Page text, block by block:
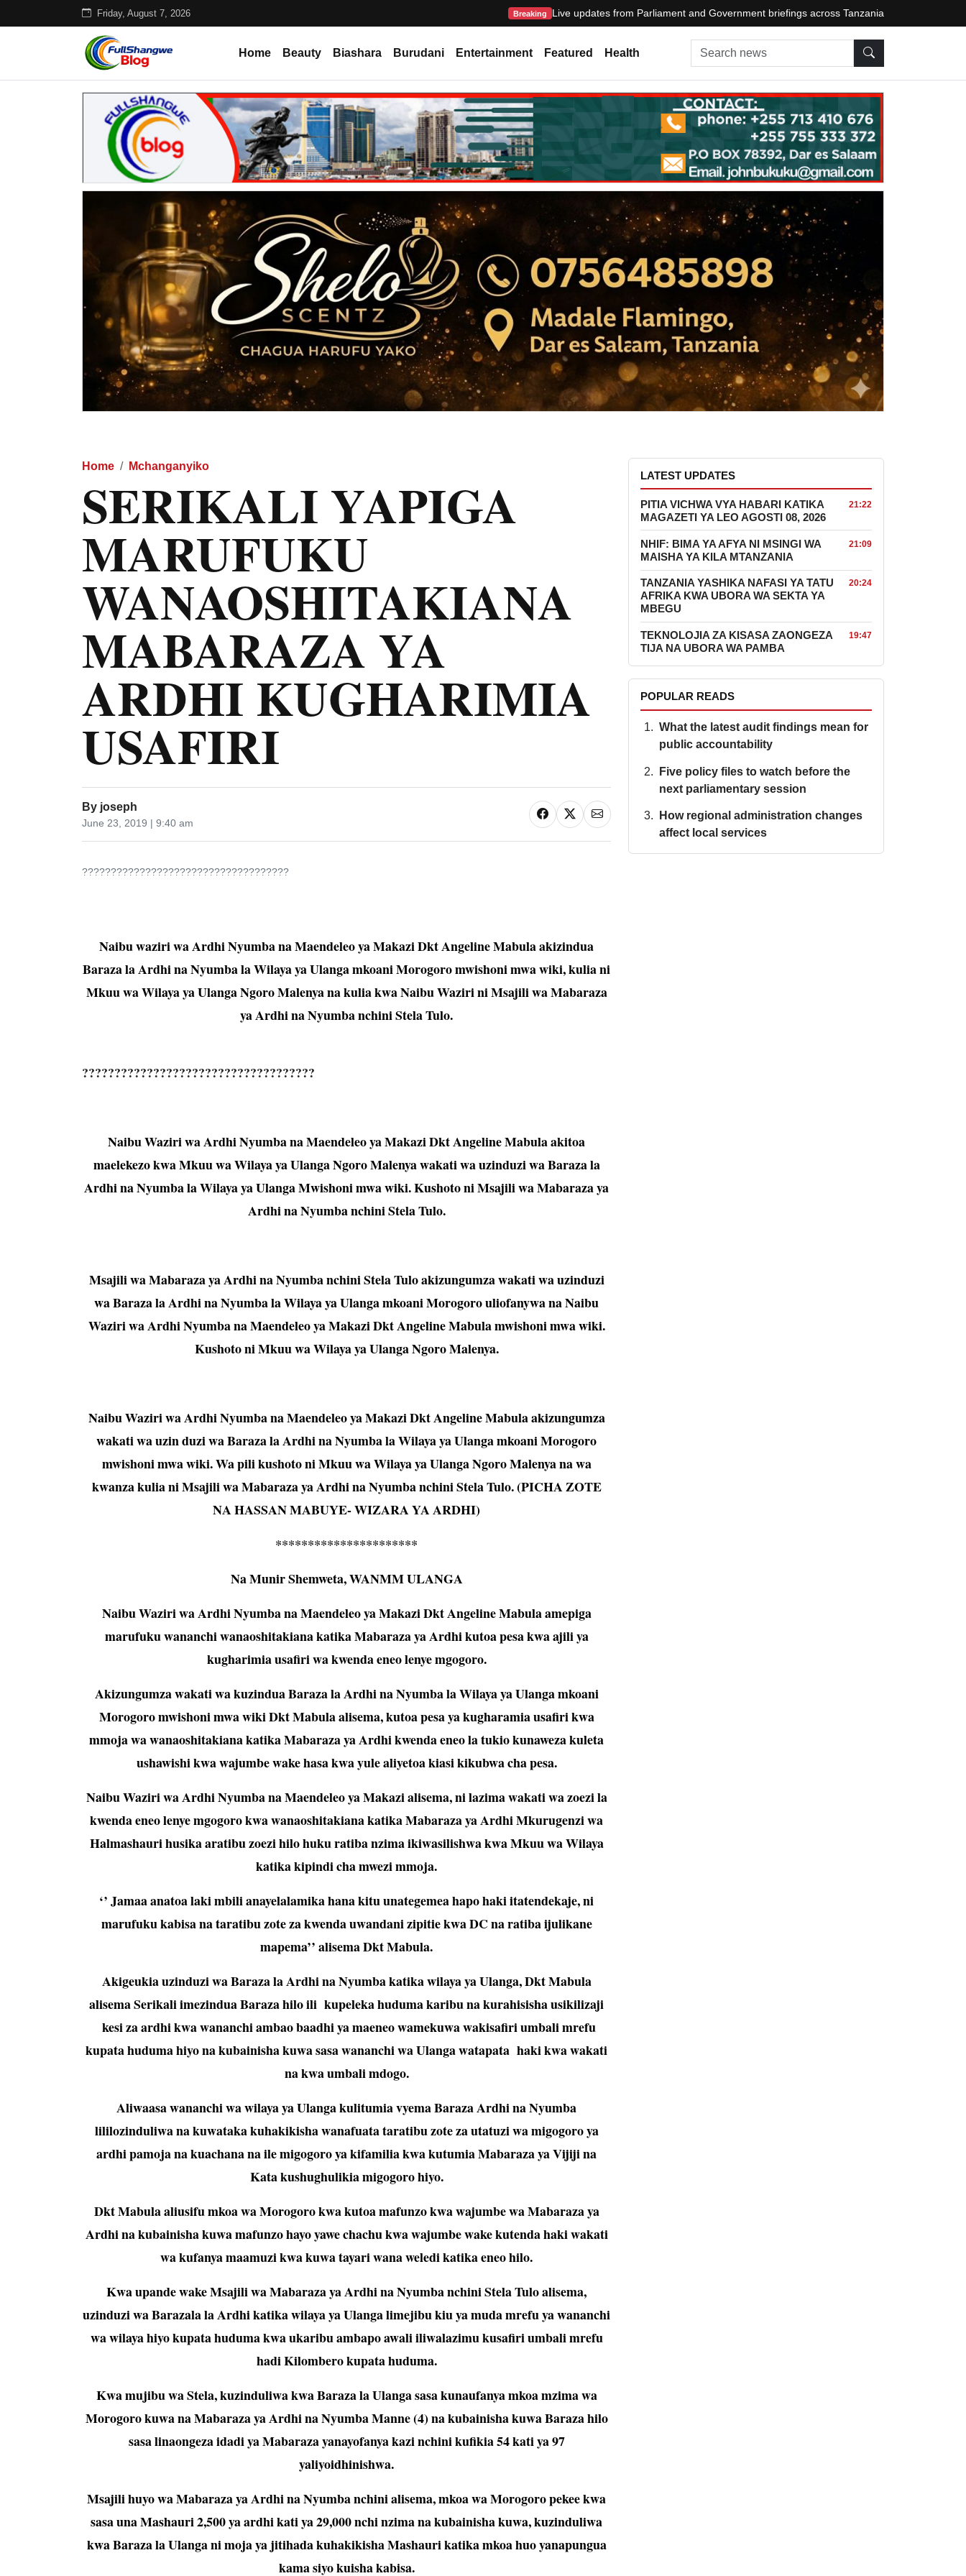
Friday, August 7, 2026 Breaking Live updates from Parliament and Government briefings across Tanzania
Home Beauty Biashara Burudani Entertainment Featured Health Search news
Home Mchanganyiko
SERIKALI YAPIGA
MARUFUKU
WANAOSHITAKIANA
MABARAZA YA
ARDHI KUGHARIMIA
USAFIRI
By joseph
June 23, 2019 | 9:40 am
????????????????????????????????????
Naibu waziri wa Ardhi Nyumba na Maendeleo ya Makazi Dkt Angeline Mabula akizindua
Baraza la Ardhi na Nyumba la Wilaya ya Ulanga mkoani Morogoro mwishoni mwa wiki, kulia ni
Mkuu wa Wilaya ya Ulanga Ngoro Malenya na kulia kwa Naibu Waziri ni Msajili wa Mabaraza
ya Ardhi na Nyumba nchini Stela Tulo.
????????????????????????????????????
Naibu Waziri wa Ardhi Nyumba na Maendeleo ya Makazi Dkt Angeline Mabula akitoa
maelekezo kwa Mkuu wa Wilaya ya Ulanga Ngoro Malenya wakati wa uzinduzi wa Baraza la
Ardhi na Nyumba la Wilaya ya Ulanga Mwishoni mwa wiki. Kushoto ni Msajili wa Mabaraza ya
Ardhi na Nyumba nchini Stela Tulo.
Msajili wa Mabaraza ya Ardhi na Nyumba nchini Stela Tulo akizungumza wakati wa uzinduzi
wa Baraza la Ardhi na Nyumba la Wilaya ya Ulanga mkoani Morogoro uliofanywa na Naibu
Waziri wa Ardhi Nyumba na Maendeleo ya Makazi Dkt Angeline Mabula mwishoni mwa wiki.
Kushoto ni Mkuu wa Wilaya ya Ulanga Ngoro Malenya.
Naibu Waziri wa Ardhi Nyumba na Maendeleo ya Makazi Dkt Angeline Mabula akizungumza
wakati wa uzin duzi wa Baraza la Ardhi na Nyumba la Wilaya ya Ulanga mkoani Morogoro
mwishoni mwa wiki. Wa pili kushoto ni Mkuu wa Wilaya ya Ulanga Ngoro Malenya na wa
kwanza kulia ni Msajili wa Mabaraza ya Ardhi na Nyumba nchini Stela Tulo. (PICHA ZOTE
NA HASSAN MABUYE- WIZARA YA ARDHI)
**********************
NaMunir Shemweta, WANMM ULANGA
Naibu Waziri wa Ardhi Nyumba na Maendeleo ya Makazi Dkt Angeline Mabula amepiga
marufuku wananchi wanaoshitakiana katika Mabaraza ya Ardhi kutoa pesa kwa ajili ya
kugharimia usafiri wa kwenda eneo lenye mgogoro.
Akizungumza wakati wa kuzindua Baraza la Ardhi na Nyumba la Wilaya ya Ulanga mkoani
Morogoro mwishoni mwa wiki Dkt Mabula alisema, kutoa pesa ya kugharamia usafiri kwa
mmoja wa wanaoshitakiana katika Mabaraza ya Ardhi kwenda eneo la tukio kunaweza kuleta
ushawishi kwa wajumbe wake hasa kwa yule aliyetoa kiasi kikubwa cha pesa.
Naibu Waziri wa Ardhi Nyumba na Maendeleo ya Makazi alisema, ni lazima wakati wa zoezi la
kwenda eneo lenye mgogoro kwa wanaoshitakiana katika Mabaraza ya Ardhi Mkurugenzi wa
Halmashauri husika aratibu zoezi hilo huku ratiba nzima ikiwasilishwa kwa Mkuu wa Wilaya
katika kipindi cha mwezi mmoja.
‘’ Jamaa anatoa laki mbili anayelalamika hana kitu unategemea hapo haki itatendekaje, ni
marufuku kabisa na taratibu zote za kwenda uwandani zipitie kwa DC na ratiba ijulikane
mapema’’ alisema Dkt Mabula.
Akigeukia uzinduzi wa Baraza la Ardhi na Nyumba katika wilaya ya Ulanga, Dkt Mabula
alisema Serikali imezindua Baraza hilo ili kupeleka huduma karibu na kurahisisha usikilizaji
kesi za ardhi kwa wananchi ambao baadhi ya maeneo wamekuwa wakisafiri umbali mrefu
kupata huduma hiyo na kubainisha kuwa sasa wananchi wa Ulanga watapata haki kwa wakati
na kwa umbali mdogo.
Aliwaasa wananchi wa wilaya ya Ulanga kulitumia vyema Baraza Ardhi na Nyumba
lililozinduliwa na kuwataka kuhakikisha wanafuata taratibu zote za utatuzi wa migogoro ya
ardhi pamoja na kuachana na ile migogoro ya kifamilia kwa kutumia Mabaraza ya Vijiji na
Kata kushughulikia migogoro hiyo.
Dkt Mabula aliusifu mkoa wa Morogoro kwa kutoa mafunzo kwa wajumbe wa Mabaraza ya
Ardhi na kubainisha kuwa mafunzo hayo yawe chachu kwa wajumbe wake kutenda haki wakati
wa kufanya maamuzi kwa kuwa tayari wana weledi katika eneo hilo.
Kwa upande wake Msajili wa Mabaraza ya Ardhi na Nyumba nchini Stela Tulo alisema,
uzinduzi wa Barazala la Ardhi katika wilaya ya Ulanga limejibu kiu ya muda mrefu ya wananchi
wa wilaya hiyo kupata huduma kwa ukaribu ambapo awali iliwalazimu kusafiri umbali mrefu
hadi Kilombero kupata huduma.
Kwa mujibu wa Stela, kuzinduliwa kwa Baraza la Ulanga sasa kunaufanya mkoa mzima wa
Morogoro kuwa na Mabaraza ya Ardhi na Nyumba Manne (4) na kubainisha kuwa Baraza hilo
sasa linaongeza idadi ya Mabaraza yanayofanya kazi nchini kufikia 54 kati ya 97
yaliyoidhinishwa.
Msajili huyo wa Mabaraza ya Ardhi na Nyumba nchini alisema, mkoa wa Morogoro pekee kwa
sasa una Mashauri 2,500 ya ardhi kati ya 29,000 nchi nzima na kubainisha kuwa, kuzinduliwa
kwa Baraza la Ulanga ni moja ya jitihada kuhakikisha Mashauri katika mkoa huo yanapungua
kama siyo kuisha kabisa.
LATEST UPDATES
PITIA VICHWA VYA HABARI KATIKA
MAGAZETI YA LEO AGOSTI 08, 2026
21:22
NHIF: BIMA YA AFYA NI MSINGI WA
MAISHA YA KILA MTANZANIA
21:09
TANZANIA YASHIKA NAFASI YA TATU
AFRIKA KWA UBORA WA SEKTA YA
MBEGU
20:24
TEKNOLOJIA ZA KISASA ZAONGEZA
TIJA NA UBORA WA PAMBA
19:47
POPULAR READS
What the latest audit findings mean for
public accountability
Five policy files to watch before the
next parliamentary session
How regional administration changes
affect local services